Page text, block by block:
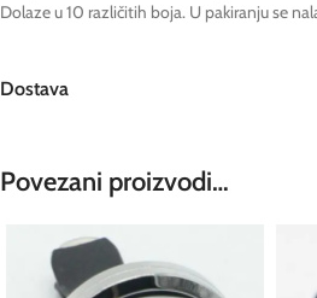
Dolaze u 10 različitih boja. U pakiranju se
Dostava
Povezani proizvodi…